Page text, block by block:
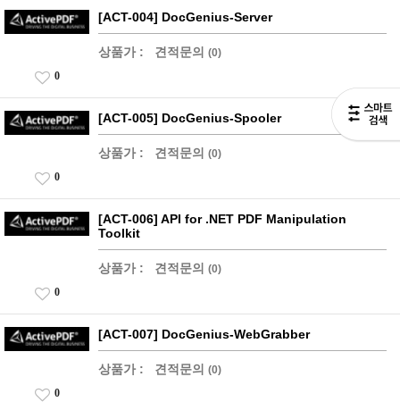
[ACT-004] DocGenius-Server
상품가 : 견적문의 (0)
0
[ACT-005] DocGenius-Spooler
상품가 : 견적문의 (0)
0
[ACT-006] API for .NET PDF Manipulation
Toolkit
상품가 : 견적문의 (0)
0
[ACT-007] DocGenius-WebGrabber
상품가 : 견적문의 (0)
0